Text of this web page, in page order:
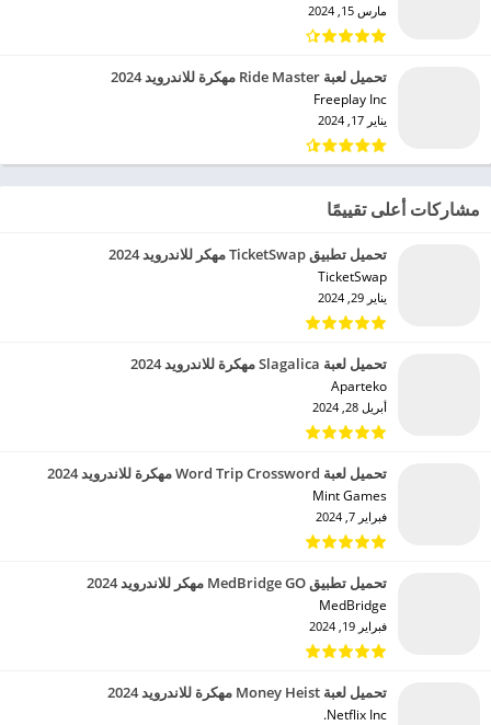
مارس 15, 2024
تحميل لعبة Ride Master مهكرة للاندرويد 2024
Freeplay Inc‏
يناير 17, 2024
مشاركات أعلى تقييمًا
تحميل تطبيق TicketSwap مهكر للاندرويد 2024
TicketSwap‏
يناير 29, 2024
تحميل لعبة Slagalica مهكرة للاندرويد 2024
Aparteko‏
أبريل 28, 2024
تحميل لعبة Word Trip Crossword مهكرة للاندرويد 2024
Mint Games‏
فبراير 7, 2024
تحميل تطبيق MedBridge GO مهكر للاندرويد 2024
MedBridge‏
فبراير 19, 2024
تحميل لعبة Money Heist مهكرة للاندرويد 2024
Netflix Inc.‏